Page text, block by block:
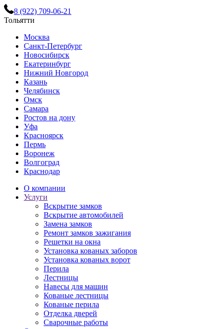
8 (922) 709-06-21
Тольятти
Москва
Санкт-Петербург
Новосибирск
Екатеринбург
Нижний Новгород
Казань
Челябинск
Омск
Самара
Ростов на дону
Уфа
Красноярск
Пермь
Воронеж
Волгоград
Краснодар
О компании
Услуги
Вскрытие замков
Вскрытие автомобилей
Замена замков
Ремонт замков зажигания
Решетки на окна
Установка кованых заборов
Установка кованых ворот
Перила
Лестницы
Навесы для машин
Кованые лестницы
Кованые перила
Отделка дверей
Сварочные работы